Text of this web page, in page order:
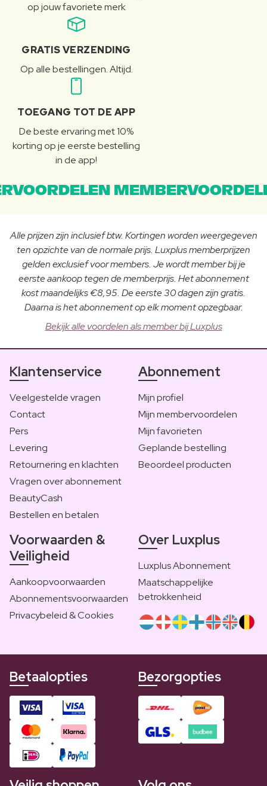
op jouw favoriete merk
GRATIS VERZENDING
Op alle bestellingen. Altijd.
TOEGANG TOT DE APP
De beste ervaring met 10%
korting op je eerste bestelling
in de app!
Alle prijzen zijn inclusief btw. Kortingen worden weergegeven
ten opzichte van de normale prijs. Luxplus memberprijzen
gelden exclusief voor members. Je wordt member bij je
eerste aankoop tegen de memberprijs. Het abonnement
kost maandelijks €8,95. De eerste 30 dagen zijn gratis.
Daarna is het abonnement op elk moment opzegbaar.
Bekijk alle voordelen als member bij Luxplus
Klantenservice
Veelgestelde vragen
Contact
Pers
Levering
Retournering en klachten
Vragen over abonnement
BeautyCash
Bestellen en betalen
Abonnement
Mijn profiel
Mijn membervoordelen
Mijn favorieten
Geplande bestelling
Beoordeel producten
Voorwaarden &
Veiligheid
Aankoopvoorwaarden
Abonnementsvoorwaarden
Privacybeleid & Cookies
Over Luxplus
Luxplus Abonnement
Maatschappelijke
betrokkenheid
Betaalopties Bezorgopties